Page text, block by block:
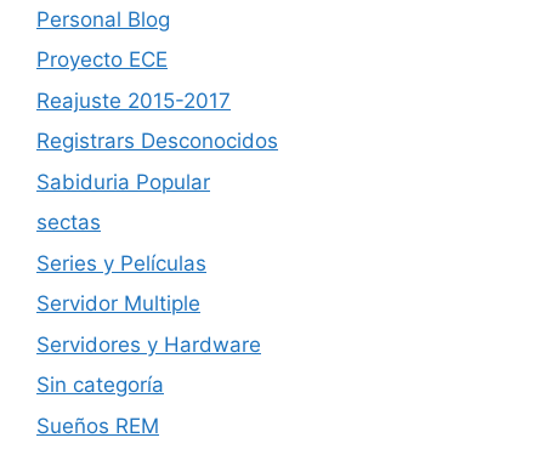
Personal Blog
Proyecto ECE
Reajuste 2015-2017
Registrars Desconocidos
Sabiduria Popular
sectas
Series y Películas
Servidor Multiple
Servidores y Hardware
Sin categoría
Sueños REM